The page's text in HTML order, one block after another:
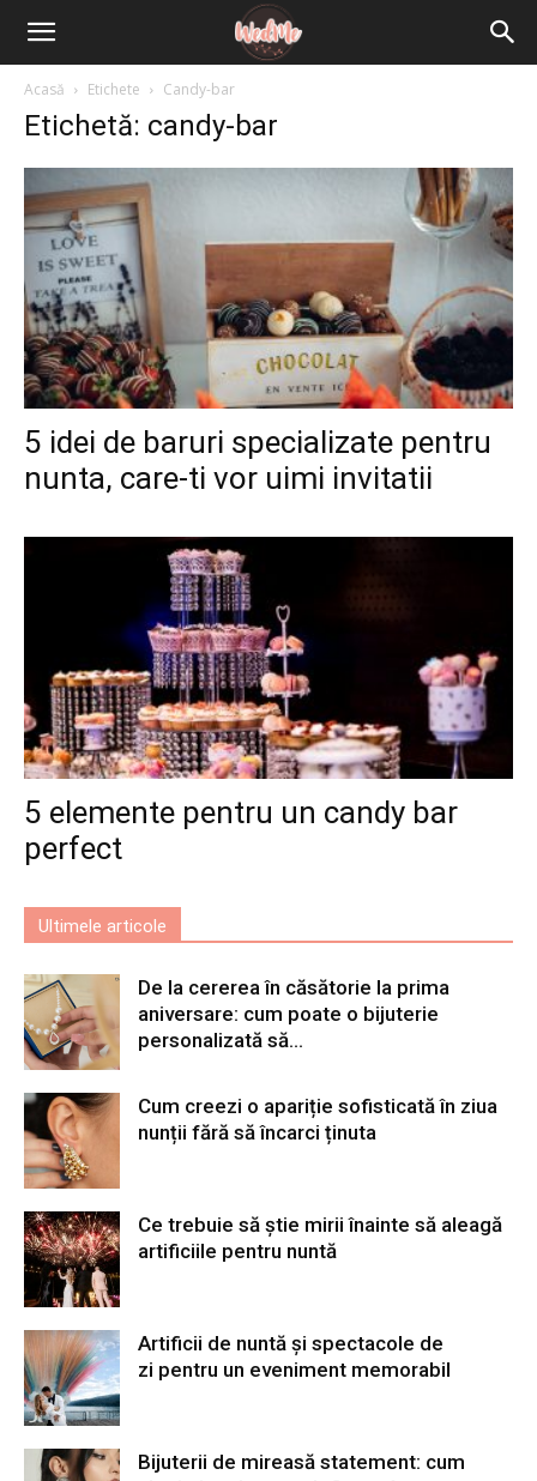
Acasă Etichete Candy-bar
Etichetă: candy-bar
5 idei de baruri specializate pentru
nunta, care-ti vor uimi invitatii
5 elemente pentru un candy bar
perfect
Ultimele articole
De la cererea în căsătorie la prima
aniversare: cum poate o bijuterie
personalizată să...
Cum creezi o apariție sofisticată în ziua
nunții fără să încarci ținuta
Ce trebuie să știe mirii înainte să aleagă
artificiile pentru nuntă
Artificii de nuntă și spectacole de
zi pentru un eveniment memorabil
Bijuterii de mireasă statement: cum